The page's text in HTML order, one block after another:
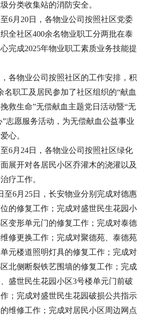
分类收集站的消防安全。
6月20日，各物业公司按照社区党委
全社区400余名物业职工分两批在泰
完成2025年物业职工素质业务技能提
各物业公司按照社区的工作安排，积
名职工及居民参加了社区组织的“献血
救生命”无偿献血主题党日活动暨“无
志愿服务活动，为无偿献血公益事业
心。
6月24日，各物业公司按照社区绿化
展开对各居民小区乔灌木的浇灌以及
疗工作。
至6月25日，长安物业分别完成对德惠
的修复工作；完成对盛世民生花园小
变形单元门的修复工作；完成对泰德
修更换工作；完成对聚德苑、泰德苑
元楼道照明灯具的修复工作；完成对
北侧断裂铁艺围墙的修复工作；完成
盛世民生花园小区3号楼单元门前破
；完成对盛世民生花园破损公共指示
维修工作；完成对居民小区周边网点